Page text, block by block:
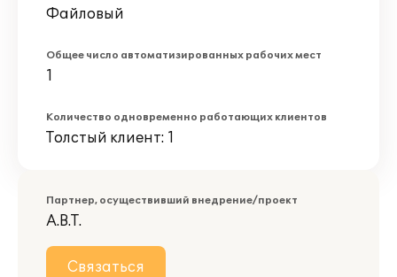
Файловый
Общее число автоматизированных рабочих мест
1
Количество одновременно работающих клиентов
Толстый клиент: 1
Партнер, осуществивший внедрение/проект
А.В.Т.
Связаться